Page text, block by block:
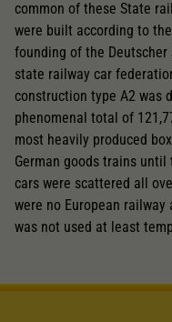
common of these State
were built according to
founding of the Deutscher
state railway car
construction type A2 was
phenomenal total of
most heavily produced
German goods trains
cars were scattered all
were no European
was not used at least